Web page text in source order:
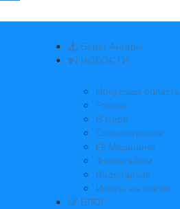
Берег Ангары
НОВОСТИ
Иркутская область
Россия
В мире
Спецоперация
Медицина
Фотоальбом
Видеоархив
Искать на сайте:
БЛОГ